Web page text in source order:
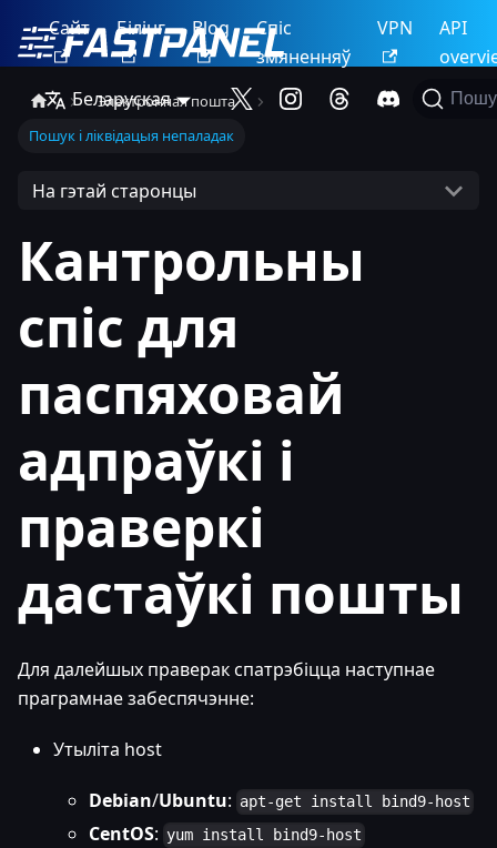
Сайт Білінг Blog
Спіс
змяненняў
VPN
API
Беларуская
Электронная пошта
Пошук і ліквідацыя непаладак
На гэтай старонцы
Кантрольны
спіс для
паспяховай
адпраўкі і
праверкі
дастаўкі пошты
Для далейшых праверак спатрэбіцца наступнае
праграмнае забеспячэнне:
Утыліта host
Debian/Ubuntu: apt-get install bind9-host
CentOS: yum install bind9-host